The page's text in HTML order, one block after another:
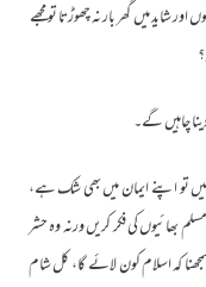
میں گھر بار نہ چھوڑتا تو مجھے
چاہیں گے۔
تو اپنے ایمان میں بھی شک ہے،
بھائیوں کی فکر کریں ورنہ وہ حشر
کہ اسلام کون لائے گا، کل شام